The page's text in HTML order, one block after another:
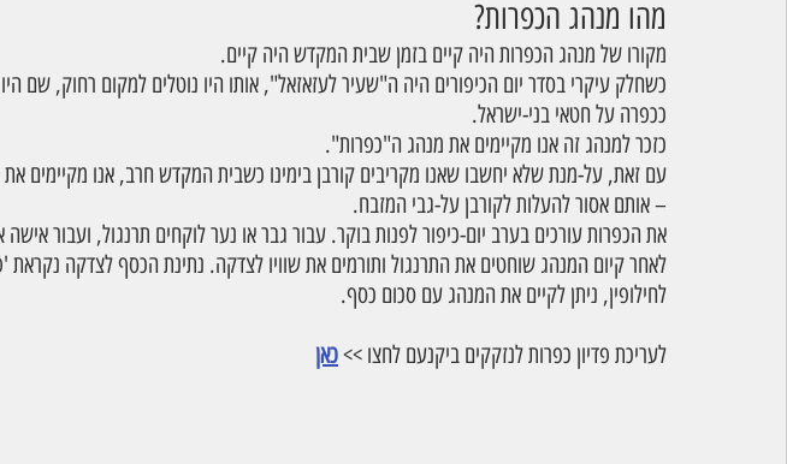
מהו מנהג הכפרות?
מקורו של מנהג הכפרות היה קיים בזמן שבית המקדש היה קיים.
כשחלק עיקרי בסדר יום הכיפורים היה ה"שעיר לעזאזאל", אותו היו נוטלים למקום רחוק, שם
ככפרה על חטאי בני-ישראל.
כזכר למנהג זה אנו מקיימים את מנהג ה"כפרות".
עם זאת, על-מנת שלא יחשבו שאנו מקריבים קורבן בימינו כשבית המקדש חרב, אנו מקיימים
– אותם אסור להעלות לקורבן על-גבי המזבח.
את הכפרות עורכים בערב יום-כיפור לפנות בוקר. עבור גבר או נער לוקחים תרנגול, ועבור אישה
לאחר קיום המנהג שוחטים את התרנגול ותורמים את שוויו לצדקה. נתינת הכסף לצדקה נקראת
לחילופין, ניתן לקיים את המנהג עם סכום כסף.
לעריכת פדיון כפרות לנזקקים ביקנעם לחצו >> כאן